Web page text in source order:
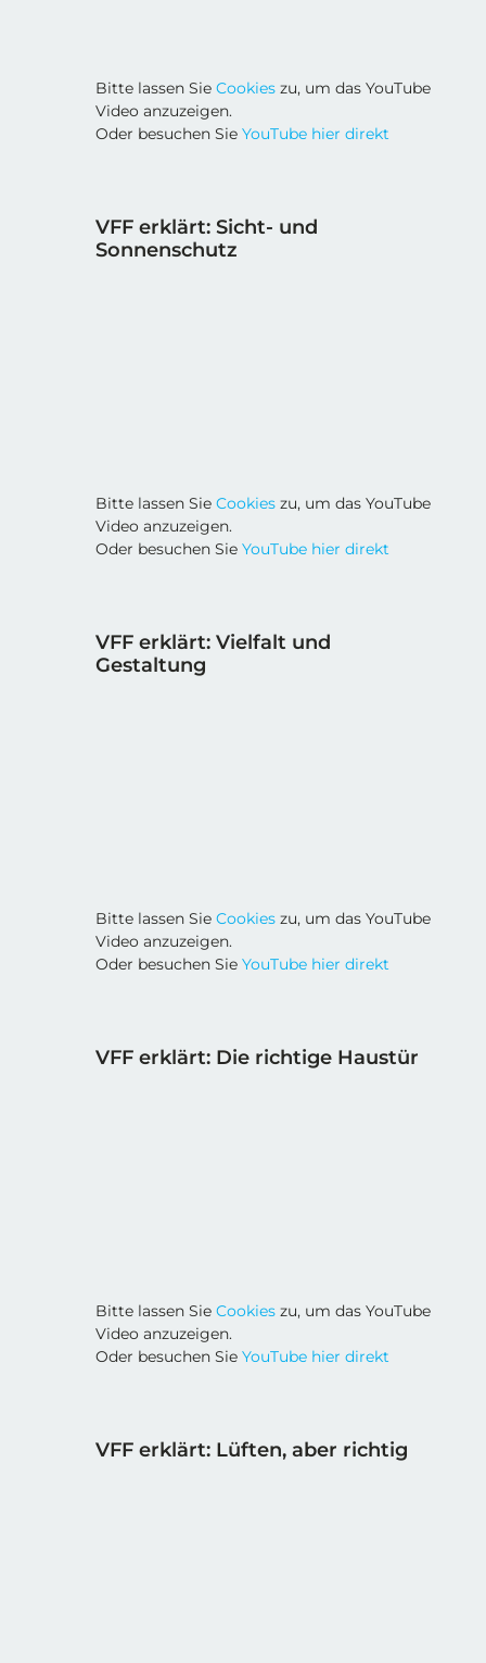
Bitte lassen SieCookies zu, um das YouTube
Video anzuzeigen.
Oder besuchen SieYouTube hier direkt
VFF erklärt: Sicht- und
Sonnenschutz
Bitte lassen SieCookies zu, um das YouTube
Video anzuzeigen.
Oder besuchen SieYouTube hier direkt
VFF erklärt: Vielfalt und
Gestaltung
Bitte lassen SieCookies zu, um das YouTube
Video anzuzeigen.
Oder besuchen SieYouTube hier direkt
VFF erklärt: Die richtige Haustür
Bitte lassen SieCookies zu, um das YouTube
Video anzuzeigen.
Oder besuchen SieYouTube hier direkt
VFF erklärt: Lüften, aber richtig